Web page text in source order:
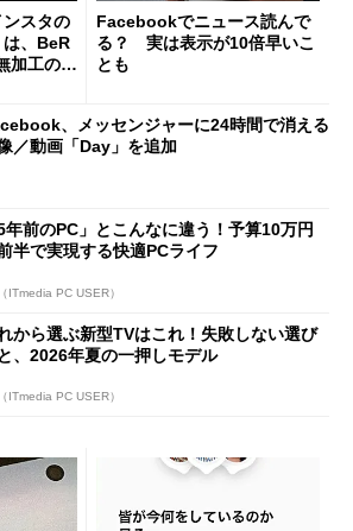
スタの
、BeR
加工の今
Facebookでニュース読んで
る？ 実は表示が10倍早いこ
とも
、メッセンジャーに24時間で消える
／動画「Day」を追加
5年前のPC」とこんなに違う！予算10万円
半で実現する快適PCライフ
ITmedia PC USER）
から選ぶ新型TVはこれ！失敗しない選び
、2026年夏の一押しモデル
ITmedia PC USER）